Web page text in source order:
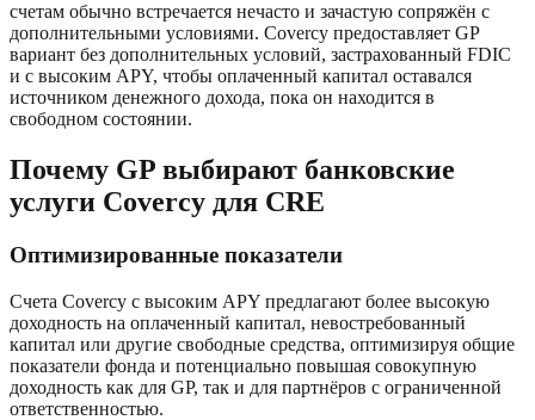
счетам обычно встречается нечасто и зачастую сопряжён с
дополнительными условиями. Covercy предоставляет GP
вариант без дополнительных условий, застрахованный FDIC
и с высоким APY, чтобы оплаченный капитал оставался
источником денежного дохода, пока он находится в
свободном состоянии.
Почему GP выбирают банковские
услуги Covercy для CRE
Оптимизированные показатели
Счета Covercy с высоким APY предлагают более высокую
доходность на оплаченный капитал, невостребованный
капитал или другие свободные средства, оптимизируя общие
показатели фонда и потенциально повышая совокупную
доходность как для GP, так и для партнёров с ограниченной
ответственностью.